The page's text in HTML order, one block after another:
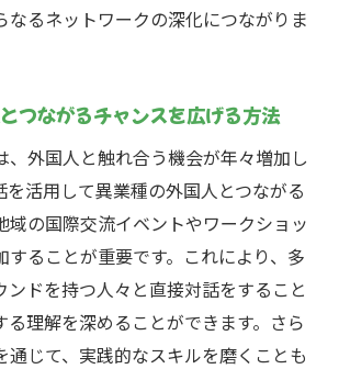
なるネットワークの深化につながりま
つながるチャンスを広げる方法
、外国人と触れ合う機会が年々増加し
を活用して異業種の外国人とつながる
域の国際交流イベントやワークショッ
することが重要です。これにより、多
ンドを持つ人々と直接対話をすること
る理解を深めることができます。さら
通じて、実践的なスキルを磨くことも